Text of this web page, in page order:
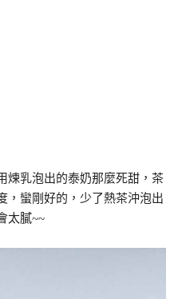
煉乳泡出的泰奶那麼死甜，茶
，蠻剛好的，少了熱茶沖泡出
太膩~~